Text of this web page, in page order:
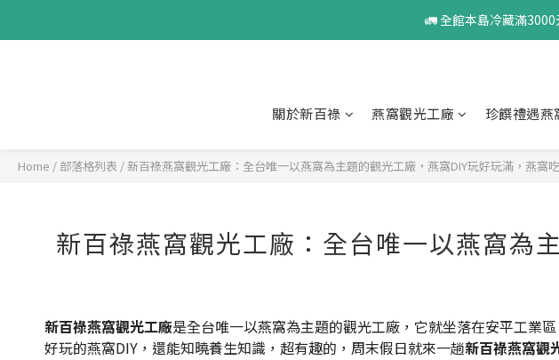
🚛 全館本島冷藏滿
關於新百祿 燕窩觀光工廠 珍饌禮遇燕
Home / 部落格列表 /新百祿燕窩觀光工廠：全台唯一以燕窩為主題的觀光工廠，燕窩DIY玩好玩滿，燕窩
新百祿燕窩觀光工廠：全台唯一以燕窩為
新百祿燕窩觀光工廠是全台唯一以燕窩為主題的觀光工廠，它就坐落在安平工業
好玩的燕窩DIY，還能知曉養生知識，超有趣的，周末假日就來一趟新百祿燕窩觀